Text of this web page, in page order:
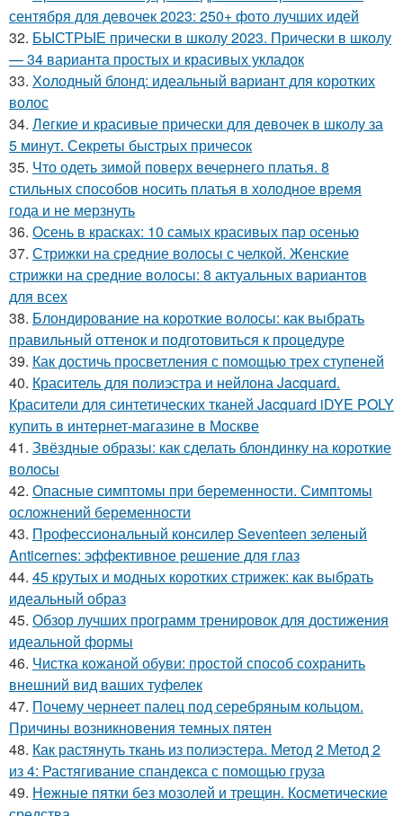
сентября для девочек 2023: 250+ фото лучших идей
32. БЫСТРЫЕ прически в школу 2023. Прически в школу
— 34 варианта простых и красивых укладок
33. Холодный блонд: идеальный вариант для коротких
волос
34. Легкие и красивые прически для девочек в школу за
5 минут. Секреты быстрых причесок
35. Что одеть зимой поверх вечернего платья. 8
стильных способов носить платья в холодное время
года и не мерзнуть
36. Осень в красках: 10 самых красивых пар осенью
37. Стрижки на средние волосы с челкой. Женские
стрижки на средние волосы: 8 актуальных вариантов
для всех
38. Блондирование на короткие волосы: как выбрать
правильный оттенок и подготовиться к процедуре
39. Как достичь просветления с помощью трех ступеней
40. Краситель для полиэстра и нейлона Jacquard.
Красители для синтетических тканей Jacquard iDYE POLY
купить в интернет-магазине в Москве
41. Звёздные образы: как сделать блондинку на короткие
волосы
42. Опасные симптомы при беременности. Симптомы
осложнений беременности
43. Профессиональный консилер Seventeen зеленый
Anticernes: эффективное решение для глаз
44. 45 крутых и модных коротких стрижек: как выбрать
идеальный образ
45. Обзор лучших программ тренировок для достижения
идеальной формы
46. Чистка кожаной обуви: простой способ сохранить
внешний вид ваших туфелек
47. Почему чернеет палец под серебряным кольцом.
Причины возникновения темных пятен
48. Как растянуть ткань из полиэстера. Метод 2 Метод 2
из 4: Растягивание спандекса с помощью груза
49. Нежные пятки без мозолей и трещин. Косметические